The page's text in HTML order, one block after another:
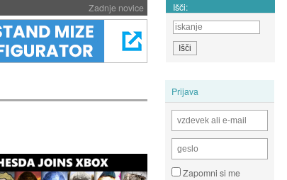
Zadnje novice Išči:
Prijava
Zapomni si me